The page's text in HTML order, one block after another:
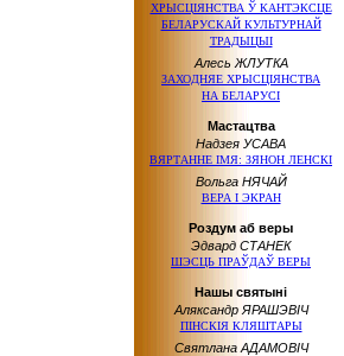
ХРЫСЦІЯНСТВА Ў КАНТЭКСЦЕ
БЕЛАРУСКАЙ КУЛЬТУРНАЙ
ТРАДЫЦЫІ
Алесь ЖЛУТКА
ЗАХОДНЯЕ ХРЫСЦІЯНСТВА
НА БЕЛАРУСІ
Мастацтва
Надзея УСАВА
ВЯРТАННЕ ІМЯ: ЗЯНОН ЛЕНСКІ
Вольга НЯЧАЙ
ВЕРА І ЭКРАН
Роздум аб веры
Эдвард СТАНЕК
ШЭСЦЬ ПРАЎДАЎ ВЕРЫ
Нашы святыні
Аляксандр ЯРАШЭВІЧ
ПІНСКІЯ КЛЯШТАРЫ
Святлана АДАМОВІЧ